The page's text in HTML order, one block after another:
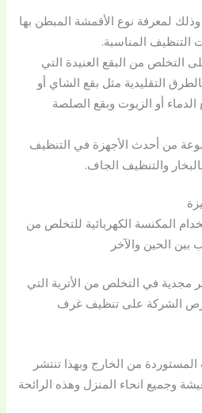
وذلك لمعرفة نوع الأقمشة المبطن بها
التنظيف المناسبة.
التخلص من البقع العنيدة التي
التقليدية مثل بقع الشاي أو
الدماء أو الزيوت وبقع الصلصة
من أحدث الأجهزة في التنظيف
والتنظيف الجاف.
المكنسة الكهربائية للتخلص من
بين الحين والآخر
مجدية في التخلص من الأتربة التي
الشركة على تنظيف غرف
من الخارج وبهذا تنتشر
وجميع انحاء المنزل وهذه الرائحة